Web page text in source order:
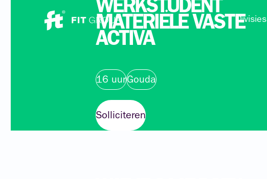
Divisies
WERKSTUDENT
MATERIËLE VASTE
ACTIVA
16 uurGouda
Solliciteren